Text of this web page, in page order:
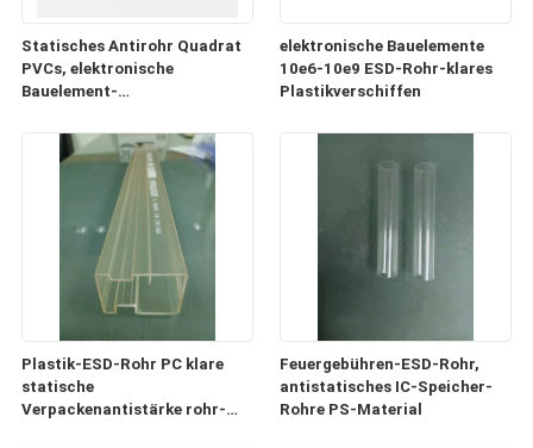
Statisches Antirohr Quadrat
PVCs, elektronische
Bauelement-
elektronische Bauelemente
10e6-10e9 ESD-Rohr-klares
Plastikverschiffen
Plastik-ESD-Rohr PC klare
statische
Verpackenantistärke rohr-
Feuergebühren-ESD-Rohr,
antistatisches IC-Speicher-
Rohre PS-Material